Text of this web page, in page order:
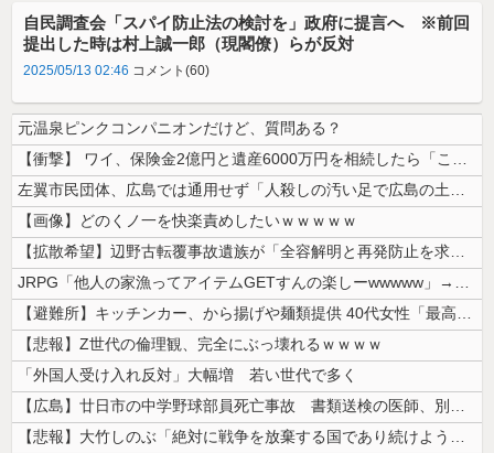
自民調査会「スパイ防止法の検討を」政府に提言へ ※前回
提出した時は村上誠一郎（現閣僚）らが反対
2025/05/13 02:46 コメント(60)
元温泉ピンクコンパニオンだけど、質問ある？
【衝撃】 ワイ、保険金2億円と遺産6000万円を相続したら「こう」なっ...
左翼市民団体、広島では通用せず「人殺しの汚い足で広島の土を踏むな！」→...
【画像】どのくノ一を快楽責めしたいｗｗｗｗｗ
【拡散希望】辺野古転覆事故遺族が「全容解明と再発防止を求める会」設立 ...
JRPG「他人の家漁ってアイテムGETすんの楽しーwwwww」→欧米で...
【避難所】キッチンカー、から揚げや麺類提供 40代女性「最高、パン中心...
【悲報】Z世代の倫理観、完全にぶっ壊れるｗｗｗｗ
「外国人受け入れ反対」大幅増 若い世代で多く
【広島】廿日市の中学野球部員死亡事故 書類送検の医師、別人のCT画像で...
【悲報】大竹しのぶ「絶対に戦争を放棄する国であり続けよう」 平和への...